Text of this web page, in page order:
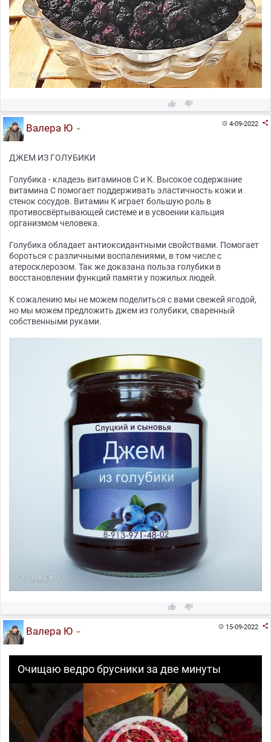
 
4-09-2022 
Валера Ю
ДЖЕМ ИЗ ГОЛУБИКИ
Голубика - кладезь витаминов С и К. Высокое содержание
витамина С помогает поддерживать эластичность кожи и
стенок сосудов. Витамин К играет большую роль в
противосвёртывающей системе и в усвоении кальция
организмом человека.
Голубика обладает антиоксидантными свойствами. Помогает
бороться с различными воспалениями, в том числе с
атеросклерозом. Так же доказана польза голубики в
восстановлении функций памяти у пожилых людей.
К сожалению мы не можем поделиться с вами свежей ягодой,
но мы можем предложить джем из голубики, сваренный
собственными руками.
 
15-09-2022 
Валера Ю
Очищаю ведро брусники за две минуты